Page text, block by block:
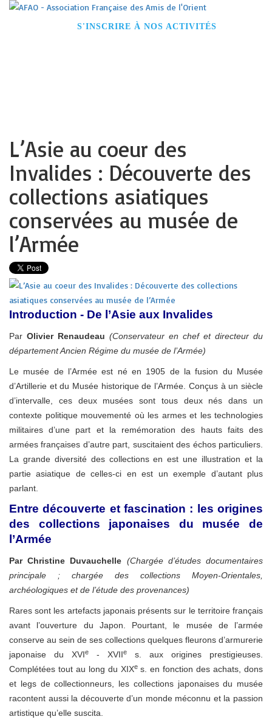
S'INSCRIRE À NOS ACTIVITÉS
L’Asie au coeur des
Invalides : Découverte des
collections asiatiques
conservées au musée de
l’Armée
Introduction - De l’Asie aux Invalides
Par Olivier Renaudeau (Conservateur en chef et directeur du
département Ancien Régime du musée de l’Armée)
Le musée de l’Armée est né en 1905 de la fusion du Musée
d’Artillerie et du Musée historique de l’Armée. Conçus à un siècle
d’intervalle, ces deux musées sont tous deux nés dans un
contexte politique mouvementé où les armes et les technologies
militaires d’une part et la remémoration des hauts faits des
armées françaises d’autre part, suscitaient des échos particuliers.
La grande diversité des collections en est une illustration et la
partie asiatique de celles-ci en est un exemple d’autant plus
parlant.
Entre découverte et fascination : les origines
des collections japonaises du musée de
l’Armée
Par Christine Duvauchelle (Chargée d’études documentaires
principale ; chargée des collections Moyen-Orientales,
archéologiques et de l’étude des provenances)
Rares sont les artefacts japonais présents sur le territoire français
avant l’ouverture du Japon. Pourtant, le musée de l’armée
conserve au sein de ses collections quelques fleurons d’armurerie
japonaise du XVIe - XVIIe
s. aux origines prestigieuses.
Complétées tout au long du XIXes. en fonction des achats, dons
et legs de collectionneurs, les collections japonaises du musée
racontent aussi la découverte d’un monde méconnu et la passion
artistique qu’elle suscita.